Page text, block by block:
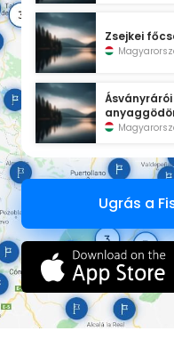
Zsejkei
Ásványrárói
Ugrás a